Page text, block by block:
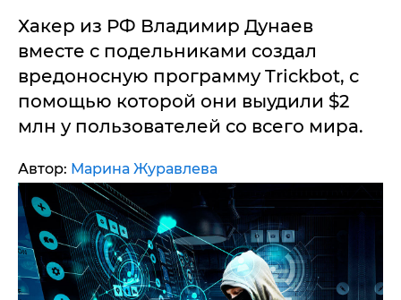
Хакер из РФ Владимир Дунаев
вместе с подельниками создал
вредоносную программу Trickbot, с
помощью которой они выудили $2
млн у пользователей со всего мира.
Автор: Марина Журавлева